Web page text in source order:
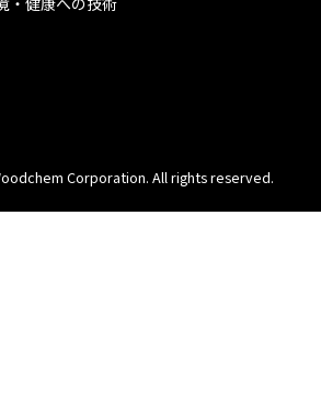
Corporation. All rights reserved.